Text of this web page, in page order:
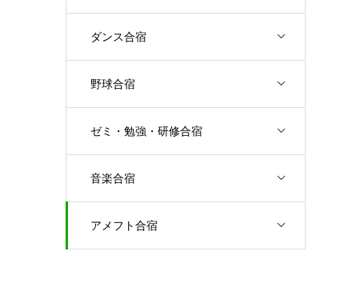
ダンス合宿
野球合宿
ゼミ・勉強・研修合宿
音楽合宿
アメフト合宿